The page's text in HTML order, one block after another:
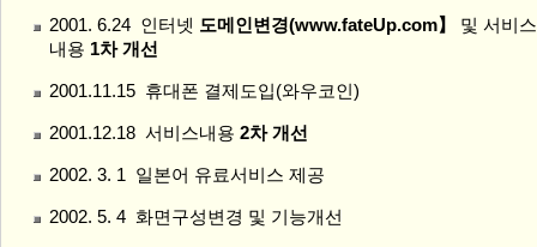
2001. 6.24 인터넷 도메인변경(www.fateUp.com】
및 서비스
내용 1차 개선
2001.11.15 휴대폰 결제도입(와우코인)
2001.12.18 서비스내용 2차 개선
2002. 3. 1 일본어 유료서비스 제공
2002. 5. 4 화면구성변경 및 기능개선